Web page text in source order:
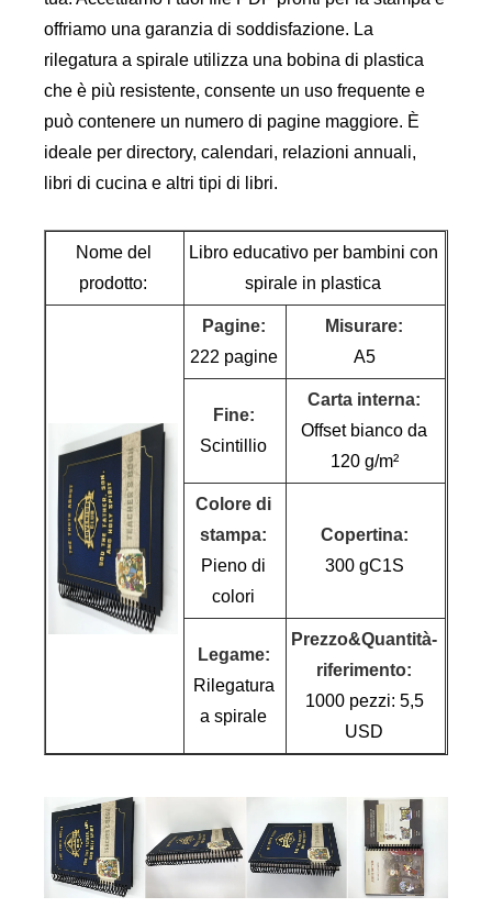
offriamo una garanzia di soddisfazione. La
rilegatura a spirale utilizza una bobina di plastica
che è più resistente, consente un uso frequente e
può contenere un numero di pagine maggiore. È
ideale per directory, calendari, relazioni annuali,
libri di cucina e altri tipi di libri.
Nome del
prodotto:
Libro educativo per bambini con
spirale in plastica
Pagine:
222 pagine
Misurare:
A5
Fine:
Scintillio
Carta interna:
Offset bianco da
120 g/m²
Colore di
stampa:
Pieno di
colori
Copertina:
300 gC1S
Legame:
Rilegatura
a spirale
Prezzo&Quantità-
riferimento:
1000 pezzi: 5,5
USD